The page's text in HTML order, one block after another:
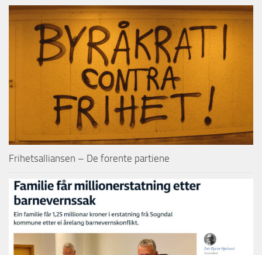
Frihetsalliansen – De forente partiene